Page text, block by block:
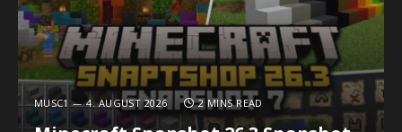
MUSC1 4. AUGUST 2026 2 MINS READ